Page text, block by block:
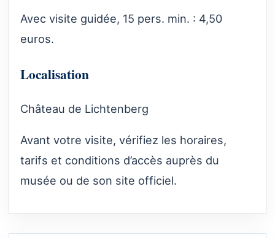
Avec visite guidée, 15 pers. min. : 4,50
euros.
Localisation
Château de Lichtenberg
Avant votre visite, vérifiez les horaires,
tarifs et conditions d’accès auprès du
musée ou de son site officiel.